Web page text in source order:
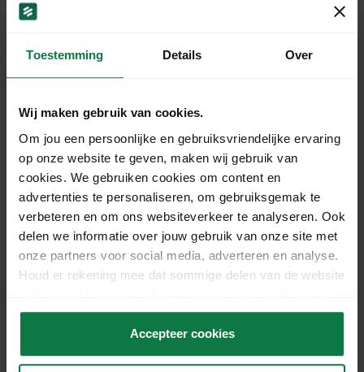
Toestemming Details Over
Wij maken gebruik van cookies.
Om jou een persoonlijke en gebruiksvriendelijke ervaring
op onze website te geven, maken wij gebruik van
cookies. We gebruiken cookies om content en
advertenties te personaliseren, om gebruiksgemak te
verbeteren en om ons websiteverkeer te analyseren. Ook
delen we informatie over jouw gebruik van onze site met
onze partners voor social media, adverteren en analyse.
Houd er rekening mee dat sommige delen van de website
accepteert.
Accepteer cookies
convenience during packing and unpacking!
Lengte:
Breedte:
Hoogte:
Thickness:
Quality:
Sales unit:
Number of items per
bundle:
45.5 cm
32 cm
7 cm
3 mm
B-wave (± 3,0
mm)
20
1006580